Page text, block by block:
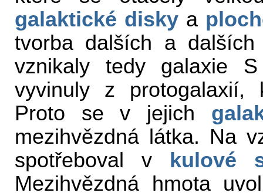
galaktické disky a
tvorba dalších a
vznikaly tedy galaxie
vyvinuly z protogalaxií,
Proto se v jejich
mezihvězdná látka. Na
spotřeboval v
kulové
Mezihvězdná hmota